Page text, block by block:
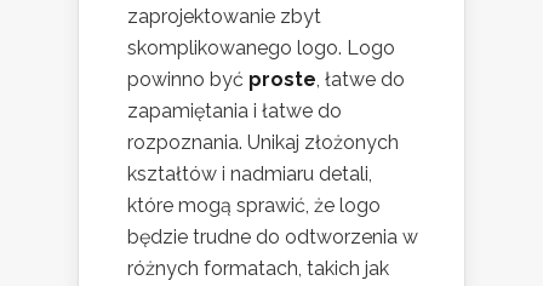
zaprojektowanie zbyt
skomplikowanego logo. Logo
powinno być proste , łatwe do
zapamiętania i łatwe do
rozpoznania. Unikaj złożonych
kształtów i nadmiaru detali,
które mogą sprawić, że logo
będzie trudne do odtworzenia w
różnych formatach, takich jak